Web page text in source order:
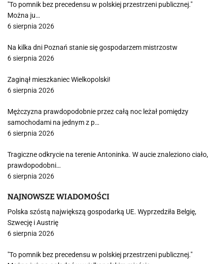
"To pomnik bez precedensu w polskiej przestrzeni publicznej."
Można ju…
6 sierpnia 2026
Na kilka dni Poznań stanie się gospodarzem mistrzostw
6 sierpnia 2026
Zaginął mieszkaniec Wielkopolski!
6 sierpnia 2026
Mężczyzna prawdopodobnie przez całą noc leżał pomiędzy
samochodami na jednym z p…
6 sierpnia 2026
Tragiczne odkrycie na terenie Antoninka. W aucie znaleziono ciało,
prawdopodobni…
6 sierpnia 2026
NAJNOWSZE WIADOMOŚCI
Polska szóstą największą gospodarką UE. Wyprzedziła Belgię,
Szwecję i Austrię
6 sierpnia 2026
"To pomnik bez precedensu w polskiej przestrzeni publicznej."